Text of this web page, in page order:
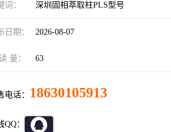
词： 深圳固相萃取柱PLS型号
日期： 2026-08-07
量： 63
电话： 18630105913
QQ：